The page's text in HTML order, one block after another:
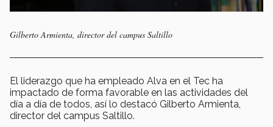
Gilberto Armienta, director del campus Saltillo
El liderazgo que ha empleado Alva en el Tec ha
impactado de forma favorable en las actividades del
día a día de todos, así lo destacó Gilberto Armienta,
director del campus Saltillo.